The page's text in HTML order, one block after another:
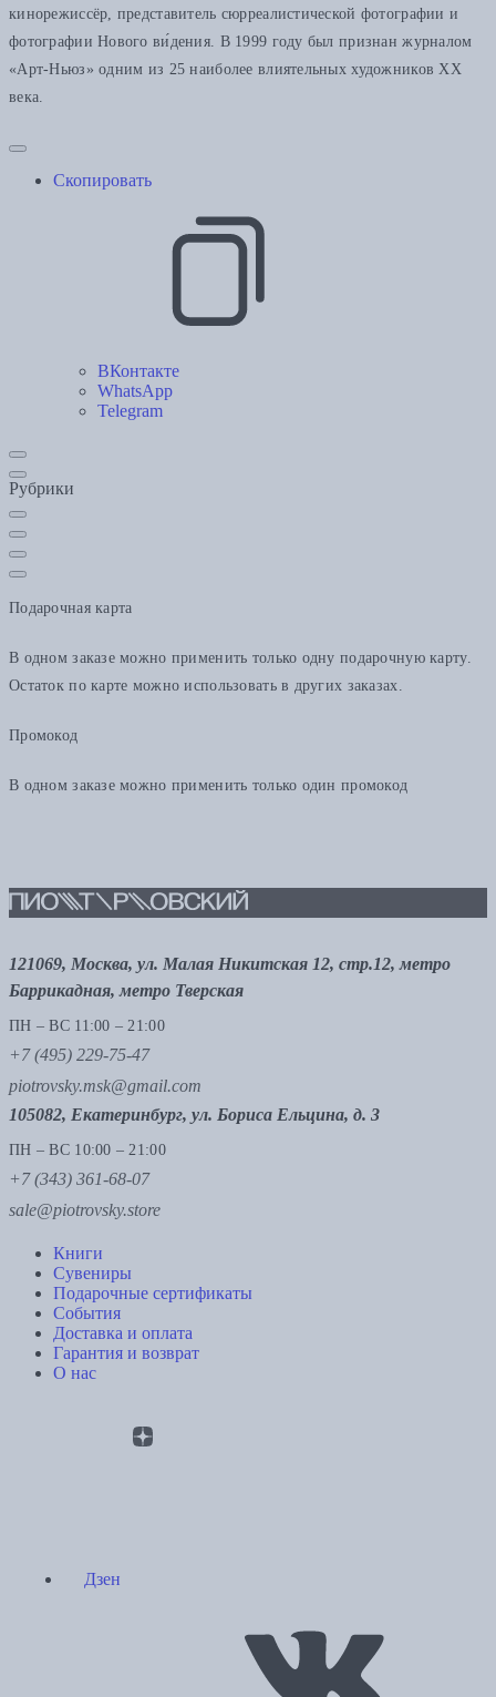
кинорежиссёр, представитель сюрреалистической фотографии и
фотографии Нового ви́дения. В 1999 году был признан журналом
«Арт-Ньюз» одним из 25 наиболее влиятельных художников XX
века.
Скопировать
ВКонтакте
WhatsApp
Telegram
Рубрики
Подарочная карта
В одном заказе можно применить только одну подарочную карту.
Остаток по карте можно использовать в других заказах.
Промокод
В одном заказе можно применить только один промокод
121069, Москва, ул. Малая Никитская 12, стр.12, метро
Баррикадная, метро Тверская
ПН – ВС 11:00 – 21:00
+7 (495) 229-75-47
piotrovsky.msk@gmail.com
105082, Екатеринбург, ул. Бориса Ельцина, д. 3
ПН – ВС 10:00 – 21:00
+7 (343) 361-68-07
sale@piotrovsky.store
Книги
Сувениры
Подарочные сертификаты
События
Доставка и оплата
Гарантия и возврат
О нас
Дзен